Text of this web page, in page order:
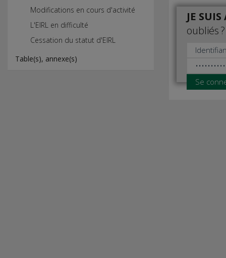
Modifications en cours d'activité
L'EIRL en difficulté
Cessation du statut d'EIRL
Table(s), annexe(s)
JE
oubliés ?
Se